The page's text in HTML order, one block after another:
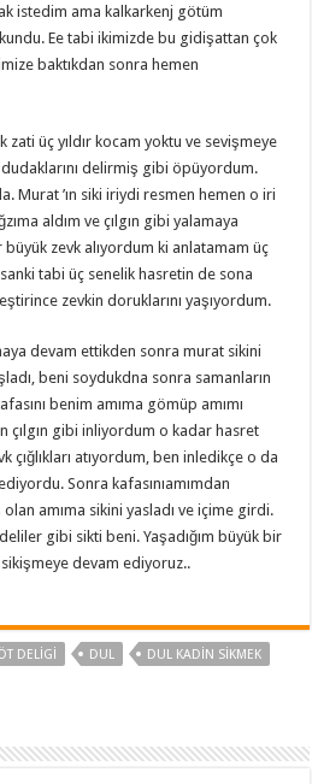
istedim ama kalkarkenj götüm
Ee tabi ikimizde bu gidişattan çok
baktıkdan sonra hemen
zati üç yıldır kocam yoktu ve sevişmeye
dudaklarını delirmiş gibi öpüyordum.
Murat ’ın siki iriydi resmen hemen o iri
aldım ve çılgın gibi yalamaya
zevk alıyordum ki anlatamam üç
sanki tabi üç senelik hasretin de sona
zevkin doruklarını yaşıyordum.
devam ettikden sonra murat sikini
beni soydukdna sonra samanların
benim amıma gömüp amımı
çılgın gibi inliyordum o kadar hasret
çığlıkları atıyordum, ben inledikçe o da
Sonra kafasınıamımdan
olan amıma sikini yasladı ve içime girdi.
gibi sikti beni. Yaşadığım büyük bir
sikişmeye devam ediyoruz..
DELIGI DUL
DUL KADIN SIKMEK